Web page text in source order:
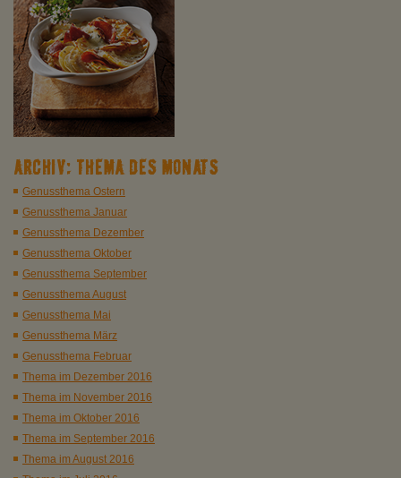
ARCHIV: THEMA DES MONATS
Genussthema Ostern
Genussthema Januar
Genussthema Dezember
Genussthema Oktober
Genussthema September
Genussthema August
Genussthema Mai
Genussthema März
Genussthema Februar
Thema im Dezember 2016
Thema im November 2016
Thema im Oktober 2016
Thema im September 2016
Thema im August 2016